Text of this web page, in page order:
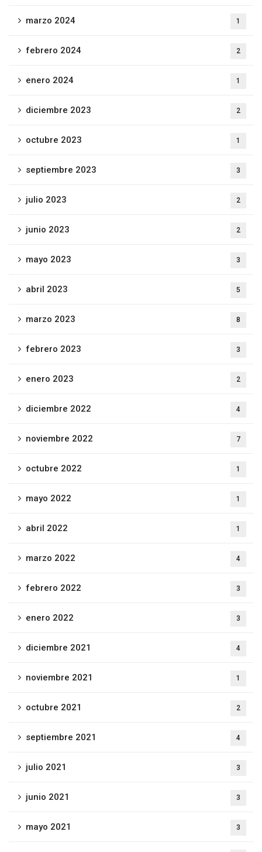
marzo 2024 1
febrero 2024 2
enero 2024 1
diciembre 2023 2
octubre 2023 1
septiembre 2023 3
julio 2023 2
junio 2023 2
mayo 2023 3
abril 2023 5
marzo 2023 8
febrero 2023 3
enero 2023 2
diciembre 2022 4
noviembre 2022 7
octubre 2022 1
mayo 2022 1
abril 2022 1
marzo 2022 4
febrero 2022 3
enero 2022 3
diciembre 2021 4
noviembre 2021 1
octubre 2021 2
septiembre 2021 4
julio 2021 3
junio 2021 3
mayo 2021 3